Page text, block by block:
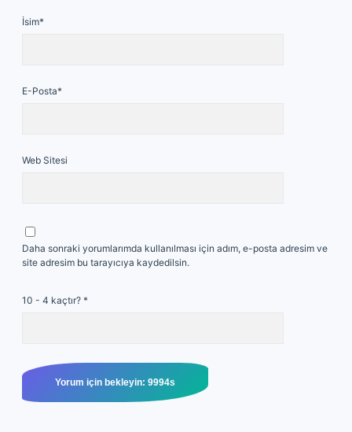
İsim*
E-Posta*
Web Sitesi
Daha sonraki yorumlarımda kullanılması için adım, e-posta adresim ve
site adresim bu tarayıcıya kaydedilsin.
10 - 4 kaçtır? *